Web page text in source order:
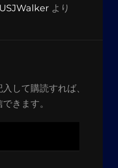
USJWalker より
して購読すれば、
きます。